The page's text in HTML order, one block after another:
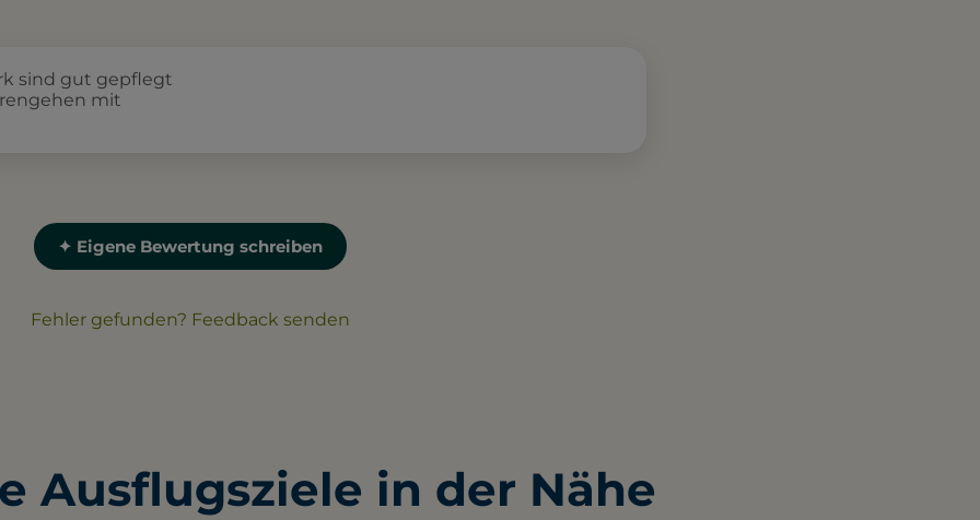
sind gut gepflegt
mit
✦ Eigene Bewertung schreiben
Fehler gefunden? Feedback senden
Ausflugsziele in der Nähe